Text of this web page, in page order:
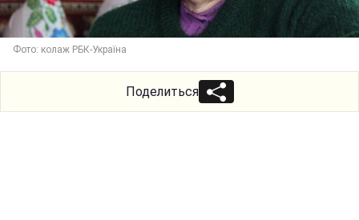
Фото: колаж РБК-Україна
Поделиться